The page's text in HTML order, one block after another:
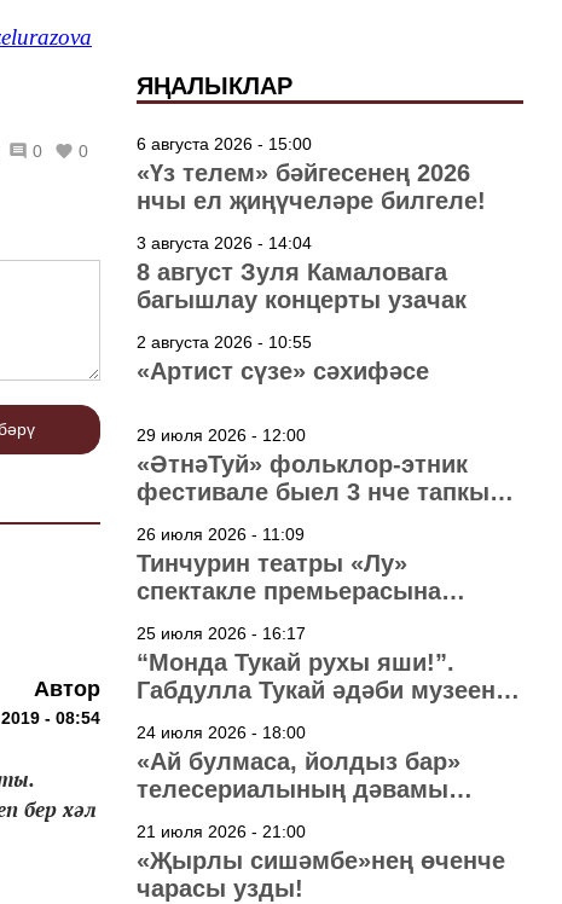
0 0
Автор
- 08:54
бер хәл
ЯҢАЛЫКЛАР
6 августа 2026 - 15:00
«Үз телем» бәйгесенең 2026
нчы ел җиңүчеләре билгеле!
3 августа 2026 - 14:04
8 август Зуля Камаловага
багышлау концерты узачак
2 августа 2026 - 10:55
«Артист сүзе» сәхифәсе
29 июля 2026 - 12:00
«ӘтнәТуй» фольклор-этник
фестивале быел 3 нче тапкыр
26 июля 2026 - 11:09
Тинчурин театры «Лу»
спектакле премьерасына
25 июля 2026 - 16:17
“Монда Тукай рухы яши!”.
Габдулла Тукай әдәби музеена
24 июля 2026 - 18:00
«Ай булмаса, йолдыз бар»
телесериалының дәвамы
21 июля 2026 - 21:00
«Җырлы сишәмбе»нең өченче
чарасы узды!